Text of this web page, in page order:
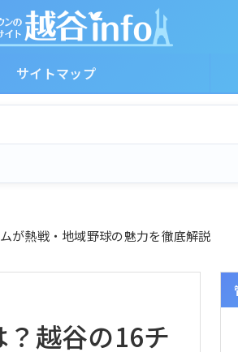
サイトマップ
が熱戦・地域野球の魅力を徹底解説
越谷の16チ